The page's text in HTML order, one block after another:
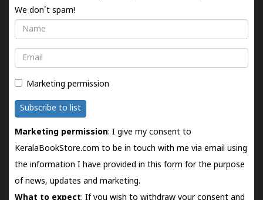
We don't spam!
Name
Email
Marketing permission
Subscribe to list
Marketing permission: I give my consent to
KeralaBookStore.com to be in touch with me via email using
the information I have provided in this form for the purpose
of news, updates and marketing.
What to expect: If you wish to withdraw your consent and